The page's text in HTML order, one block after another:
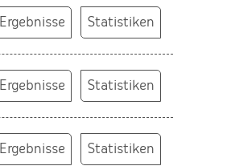
Ergebnisse Statistiken
Ergebnisse Statistiken
Ergebnisse Statistiken